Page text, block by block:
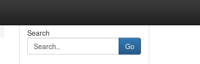
Search
Go